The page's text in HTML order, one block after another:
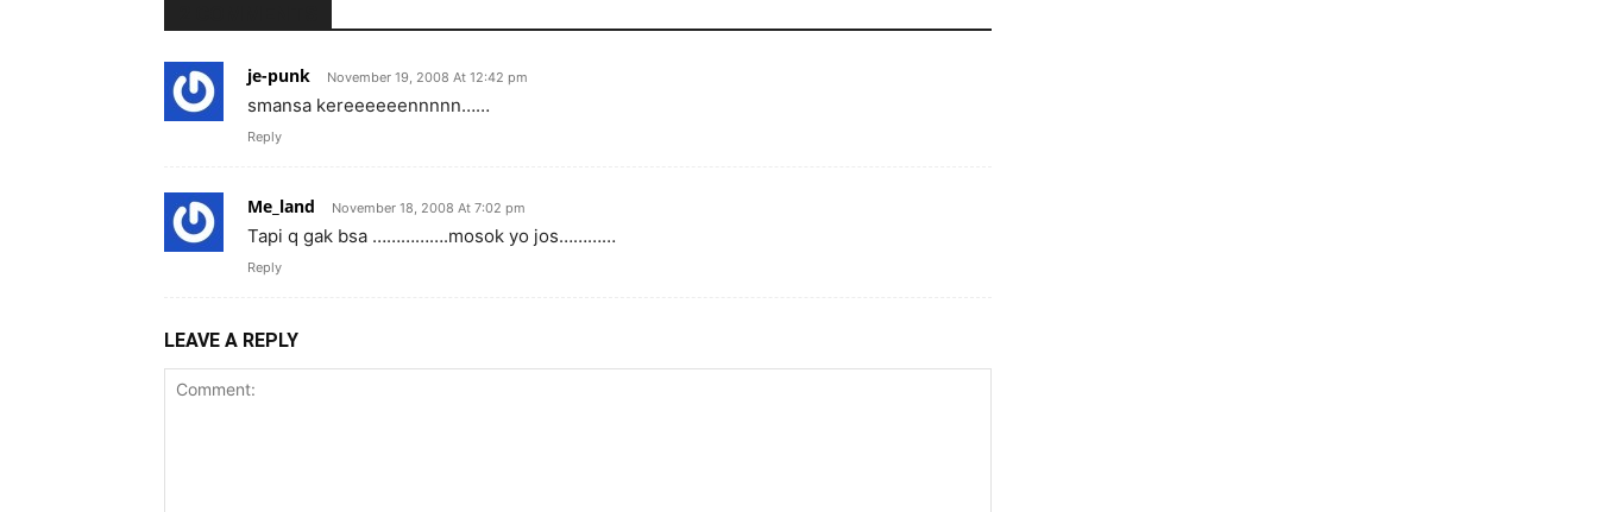
je-punk November 19, 2008 At 12:42 pm
smansa kereeeeeennnnn……
Reply
Me_land November 18, 2008 At 7:02 pm
Tapi q gak bsa …………….mosok yo jos…………
Reply
LEAVE A REPLY